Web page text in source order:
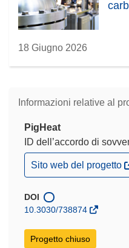
18 Giugno 2026
Informazioni relative al
PigHeat
ID dell’accordo di
(si
apre
una
nuova
Sito web del progetto
DOI
10.3030/738874
Progetto chiuso